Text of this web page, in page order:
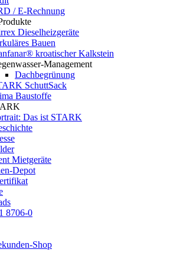
/ E-Rechnung
Dieselheizgeräte
Bauen
kroatischer Kalkstein
Management
Dachbegrünung
SchuttSack
Baustoffe
Das ist STARK
Mietgeräte
Depot
8706-0
Shop